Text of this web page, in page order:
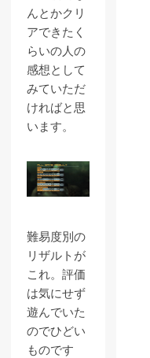
んとかクリ
アできたく
らいの人の
感想として
みていただ
ければと思
います。
難易度別の
リザルトが
これ。評価
は気にせず
遊んでいた
のでひどい
ものです